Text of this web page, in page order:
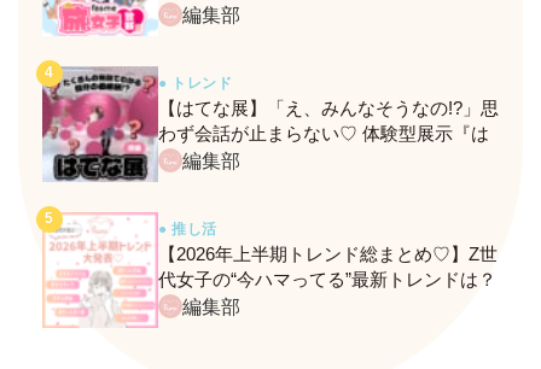
ト！編集部
● トレンド
【はてな展】「え、みんなそうなの!?」思
わず会話が止まらない♡ 体験型展示『は
てな展』に行ってきたレポ
編集部
● 推し活
【2026年上半期トレンド総まとめ♡】Z世
代女子の“今ハマってる”最新トレンドは？
ネクストバズ予報もチェック♪
編集部